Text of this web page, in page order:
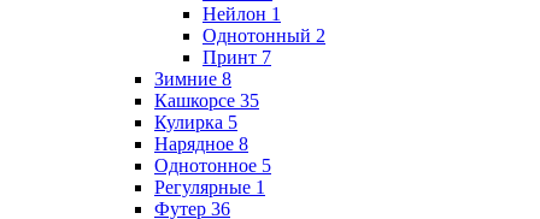
Нейлон 1
Однотонный 2
Принт 7
Зимние 8
Кашкорсе 35
Кулирка 5
Нарядное 8
Однотонное 5
Регулярные 1
Футер 36